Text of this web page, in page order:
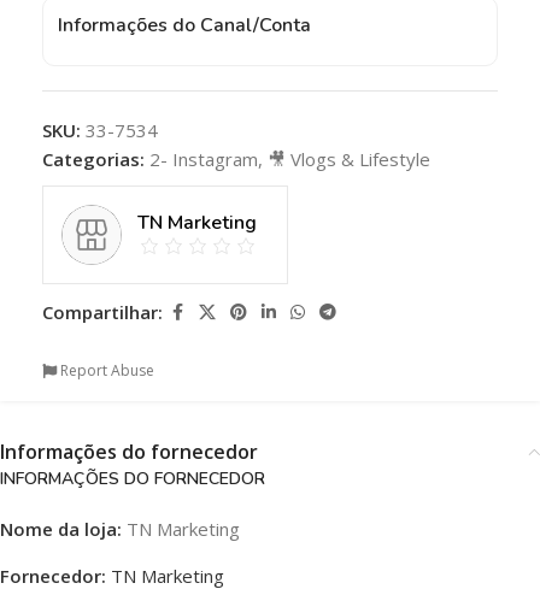
Informações do Canal/Conta
SKU: 33-7534
Categorias: 2- Instagram, 🎥 Vlogs & Lifestyle
TN Marketing
Compartilhar:
Report Abuse
Informações do fornecedor
INFORMAÇÕES DO FORNECEDOR
Nome da loja: TN Marketing
Fornecedor: TN Marketing